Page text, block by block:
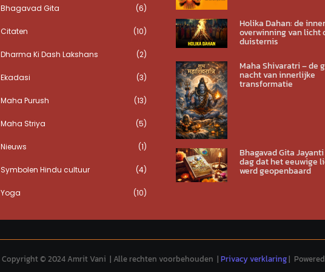
Bhagavad Gita (6)
Citaten (10)
Dharma Ki Dash Lakshans (2)
Ekadasi (3)
Maha Purush (13)
Maha Striya (5)
Nieuws (1)
Symbolen Hindu cultuur (4)
Yoga (10)
Holika Dahan: de
overwinning van licht
duisternis
Maha Shivaratri – de
nacht van innerlijke
transformatie
Bhagavad Gita Jayanti
dag dat het eeuwige
werd geopenbaard
Copyright © 2024 Amrit Vani | Alle rechten voorbehouden | Privacy verklaring|